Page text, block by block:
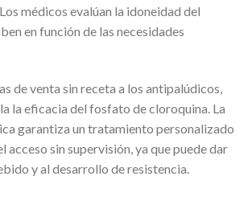
médicos evalúan la idoneidad del
en función de las necesidades
de venta sin receta a los antipalúdicos,
la eficacia del fosfato de cloroquina. La
garantiza un tratamiento personalizado
acceso sin supervisión, ya que puede dar
y al desarrollo de resistencia.